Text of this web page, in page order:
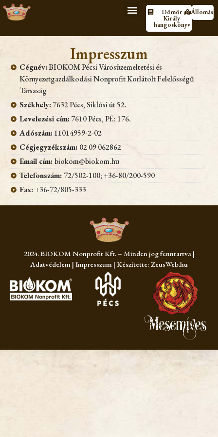
Dömör
Király
hangoskönyv
Impresszum
Cégnév:BIOKOM Pécsi Városüzemeltetési és
Környezetgazdálkodási Nonprofit Korlátolt Felelősségű
Társaság
Székhely:7632 Pécs, Siklósi út 52.
Levelezési cím:7610 Pécs, Pf.: 176.
Adószám:11014959-2-02
Cégjegyzékszám: 02 09 062862
Email cím:biokom@biokom.hu
Telefonszám: 72/502-100; +36-80/200-590
Fax:+36-72/805-333
2024. BIOKOM Nonprofit Kft. – Minden jog fenntartva |
Adatvédelem | Impresszum | Készítette: ZeusWeb.hu